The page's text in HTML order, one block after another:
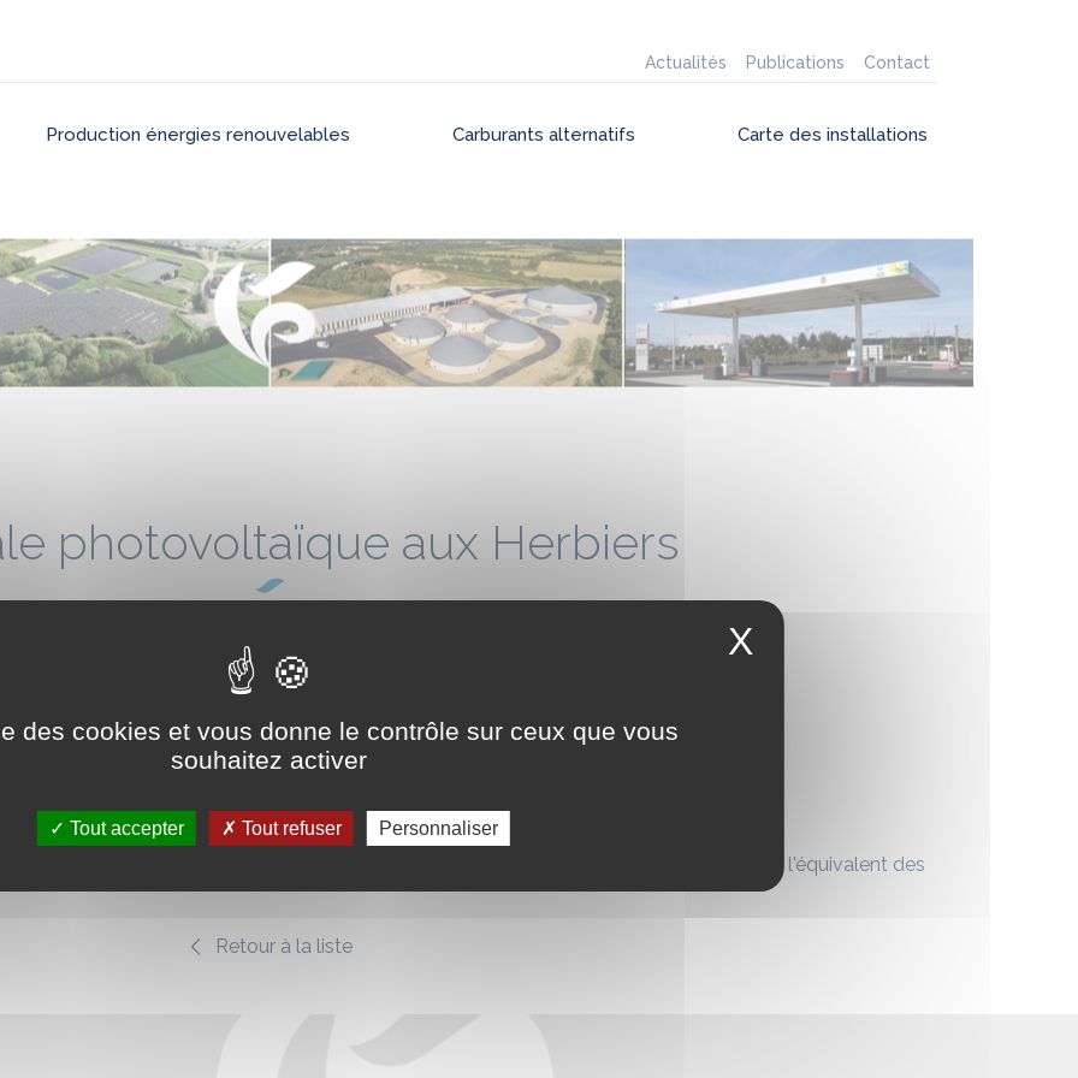
Actualités Publications Contact
Production énergies renouvelables Carburants alternatifs Carte des installations
photovoltaïque aux Herbiers
K-LINE dans son projet d’installation de 4 ombrières sur son site des Herbiers.
installation, d'une puissance de 497 kWc, couvre 112 places de parking et produira l'équivalent des
Retour à la liste
X
des cookies et vous donne le contrôle sur ceux que vous
souhaitez activer
Tout accepter Tout refuser Personnaliser